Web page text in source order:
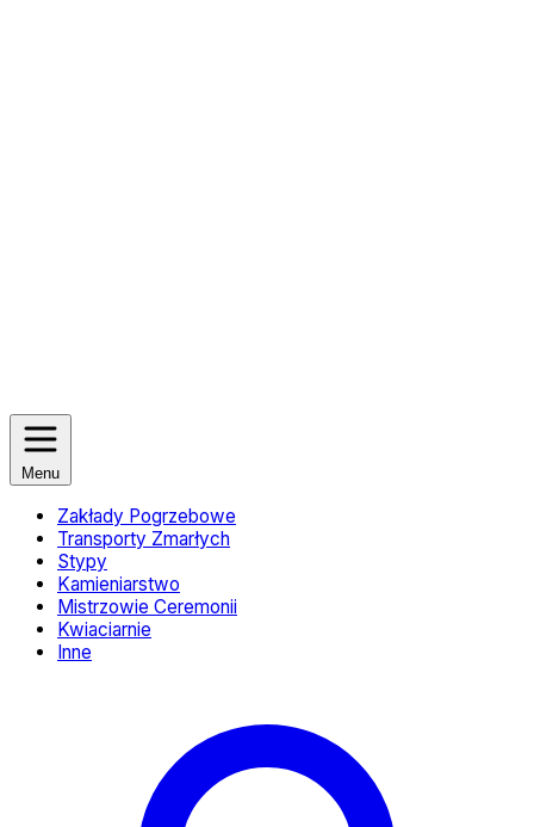
Menu
Zakłady Pogrzebowe
Transporty Zmarłych
Stypy
Kamieniarstwo
Mistrzowie Ceremonii
Kwiaciarnie
Inne